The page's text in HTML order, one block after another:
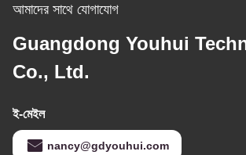
আমাদের সাথে যোগাযোগ
Guangdong Youhui
Co., Ltd.
ই-মেইল
nancy@gdyouhui.com